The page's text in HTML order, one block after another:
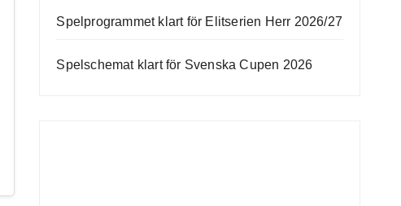
Spelprogrammet klart för Elitserien Herr 2026/27
Spelschemat klart för Svenska Cupen 2026